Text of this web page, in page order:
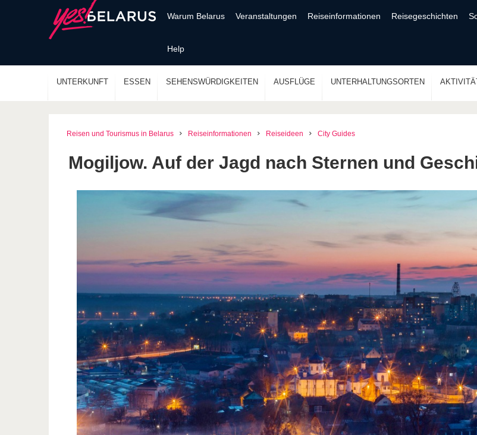
Warum Belarus Veranstaltungen Reiseinformationen Reisegeschichten
Help
UNTERKUNFT ESSEN SEHENSWÜRDIGKEITEN AUSFLÜGE UNTERHALTUNGSORTEN
Reisen und Tourismus in Belarus Reiseinformationen Reiseideen City Guides
Mogiljow. Auf der Jagd nach Sternen und